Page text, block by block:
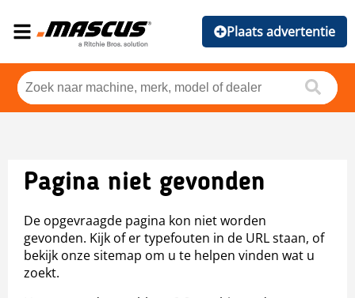
Plaats advertentie
Pagina niet gevonden
De opgevraagde pagina kon niet worden
gevonden. Kijk of er typefouten in de URL staan, of
bekijk onze sitemap om u te helpen vinden wat u
zoekt.